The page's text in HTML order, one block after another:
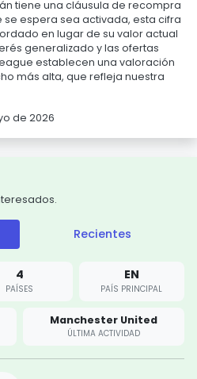
tiene una cláusula de recompra
se espera sea activada, esta cifra
en lugar de su valor actual
generalizado y las ofertas
establecen una valoración
más alta, que refleja nuestra
de 2026
Recientes
4
PAÍSES
EN
PAÍS PRINCIPAL
Manchester United
ÚLTIMA ACTIVIDAD